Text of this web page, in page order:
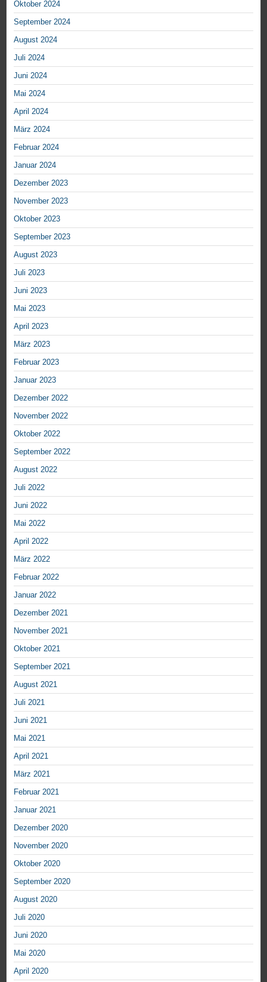
Oktober 2024
September 2024
August 2024
Juli 2024
Juni 2024
Mai 2024
April 2024
März 2024
Februar 2024
Januar 2024
Dezember 2023
November 2023
Oktober 2023
September 2023
August 2023
Juli 2023
Juni 2023
Mai 2023
April 2023
März 2023
Februar 2023
Januar 2023
Dezember 2022
November 2022
Oktober 2022
September 2022
August 2022
Juli 2022
Juni 2022
Mai 2022
April 2022
März 2022
Februar 2022
Januar 2022
Dezember 2021
November 2021
Oktober 2021
September 2021
August 2021
Juli 2021
Juni 2021
Mai 2021
April 2021
März 2021
Februar 2021
Januar 2021
Dezember 2020
November 2020
Oktober 2020
September 2020
August 2020
Juli 2020
Juni 2020
Mai 2020
April 2020